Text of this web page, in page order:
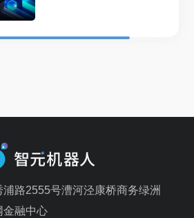
浦路2555号漕河泾康桥商务绿洲
金融中心